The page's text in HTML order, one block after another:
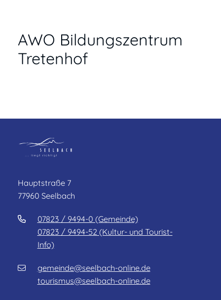
AWO Bildungszentrum
Tretenhof
Hauptstraße 7
77960 Seelbach
07823 / 9494-0 (Gemeinde)
07823 / 9494-52 (Kultur- und Tourist-
Info)
gemeinde@seelbach-online.de
tourismus@seelbach-online.de